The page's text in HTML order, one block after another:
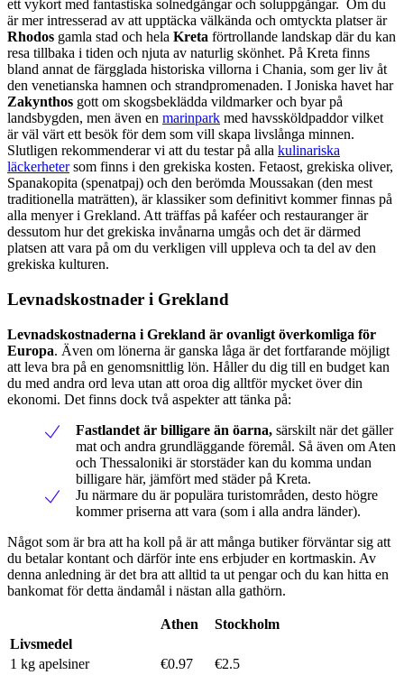
ett vykort med fantastiska solnedgångar och soluppgångar. Om du
är mer intresserad av att upptäcka välkända och omtyckta platser är
Rhodos gamla stad och hela Kreta förtrollande landskap där du kan
resa tillbaka i tiden och njuta av naturlig skönhet. På Kreta finns
bland annat de färgglada historiska villorna i Chania, som ger liv åt
den venetianska hamnen och strandpromenaden. I Joniska havet har
Zakynthos gott om skogsbeklädda vildmarker och byar på
landsbygden, men även en marinpark med havssköldpaddor vilket
är väl värt ett besök för dem som vill skapa livslånga minnen.
Slutligen rekommenderar vi att du testar på alla kulinariska
läckerhetersom finns i den grekiska kosten. Fetaost, grekiska oliver,
Spanakopita (spenatpaj) och den berömda Moussakan (den mest
traditionella maträtten), är klassiker som definitivt kommer finnas på
alla menyer i Grekland. Att träffas på kaféer och restauranger är
dessutom hur det grekiska invånarna umgås och det är därmed
platsen att vara på om du verkligen vill uppleva och ta del av den
grekiska kulturen.
Levnadskostnader i Grekland
Levnadskostnaderna i Grekland är ovanligt överkomliga för
Europa. Även om lönerna är ganska låga är det fortfarande möjligt
att leva bra på en genomsnittlig lön. Håller du dig till en budget kan
du med andra ord leva utan att oroa dig alltför mycket över din
ekonomi. Det finns dock två aspekter att tänka på:
Fastlandet är billigare än öarna, särskilt när det gäller
mat och andra grundläggande föremål. Så även om Aten
och Thessaloniki är storstäder kan du komma undan
billigare här, jämfört med städer på Kreta.
Ju närmare du är populära turistområden, desto högre
kommer priserna att vara (som i alla andra länder).
Något som är bra att ha koll på är att många butiker förväntar sig att
du betalar kontant och därför inte ens erbjuder en kortmaskin. Av
denna anledning är det bra att alltid ta ut pengar och du kan hitta en
bankomat för detta ändamål i nästan alla gathörn.
Athen
Stockholm
Livsmedel
1 kg apelsiner
€0.97 €2.5